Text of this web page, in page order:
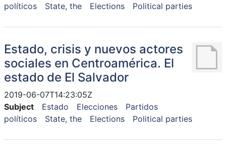
políticos
State, the Elections Political parties
Estado, crisis y nuevos actores
sociales en Centroamérica. El
estado de El Salvador
2019-06-07T14:23:05Z
Subject
Estado Elecciones
Partidos
políticos
State, the Elections Political parties